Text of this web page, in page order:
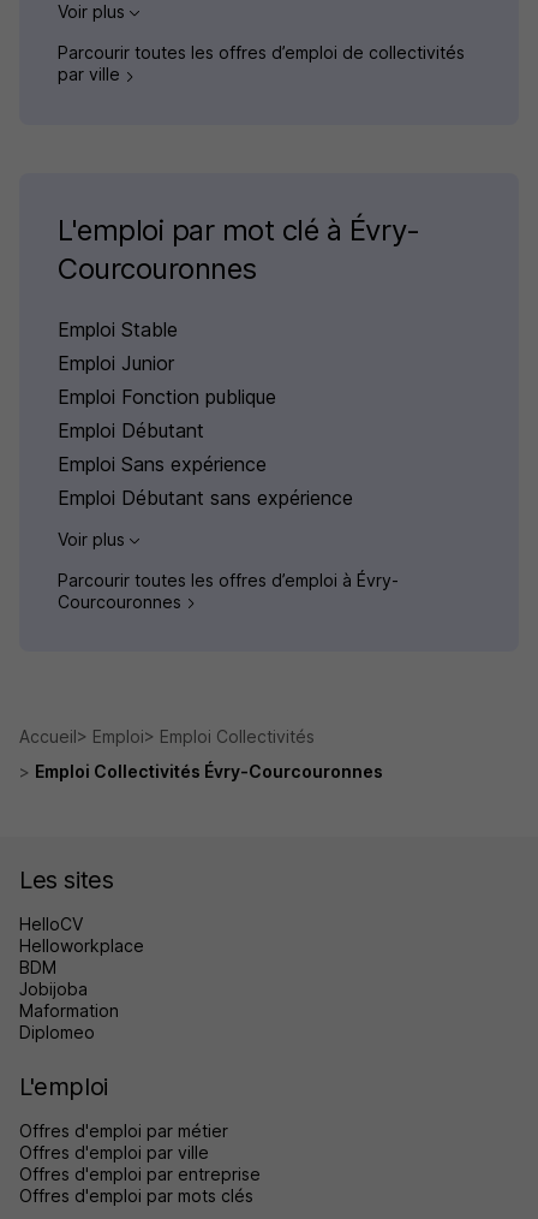
Voir plus
Parcourir toutes les offres d’emploi de collectivités
par ville
L'emploi par mot clé à Évry-
Courcouronnes
Emploi Stable
Emploi Junior
Emploi Fonction publique
Emploi Débutant
Emploi Sans expérience
Emploi Débutant sans expérience
Voir plus
Parcourir toutes les offres d’emploi à Évry-
Courcouronnes
Accueil Emploi
Emploi Collectivités
Emploi Collectivités Évry-Courcouronnes
Les sites
HelloCV
Helloworkplace
BDM
Jobijoba
Maformation
Diplomeo
L'emploi
Offres d'emploi par métier
Offres d'emploi par ville
Offres d'emploi par entreprise
Offres d'emploi par mots clés